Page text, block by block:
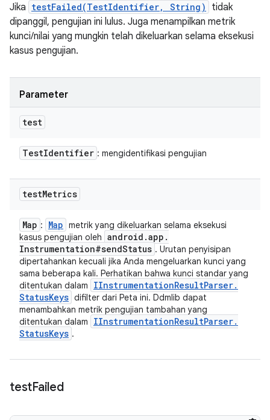
Jika testFailed(TestIdentifier, String)
tidak
dipanggil, pengujian ini lulus. Juga menampilkan metrik
kunci/nilai yang mungkin telah dikeluarkan selama eksekusi
kasus pengujian.
Parameter
test
TestIdentifier : mengidentifikasi pengujian
testMetrics
Map : Map metrik yang dikeluarkan selama eksekusi
kasus pengujian oleh android .app .
Instrumentation#sendStatus . Urutan penyisipan
dipertahankan kecuali jika Anda mengeluarkan kunci yang
sama beberapa kali. Perhatikan bahwa kunci standar yang
ditentukan dalam
IInstrumentationResultParser.
StatusKeys difilter dari Peta ini. Ddmlib dapat
menambahkan metrik pengujian tambahan yang
ditentukan dalam
IInstrumentationResultParser.
StatusKeys .
testFailed